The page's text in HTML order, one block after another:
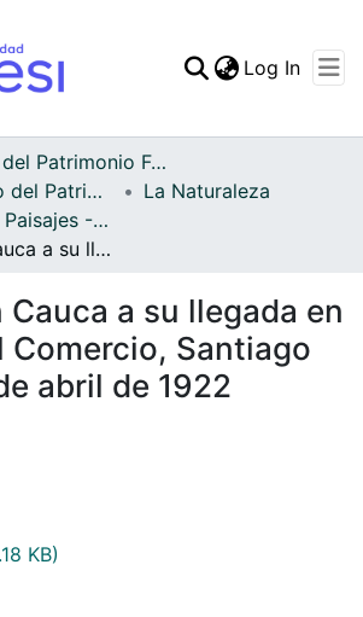
Statistics
Log In
Archivo del Patrimonio Fotográfico y Fílmico del Valle del Cauca
Fondo Archivo del Patrimonio Fotográfico y Fílmico del Valle del Cauca
La Naturaleza
APFFVC - Los Paisajes - Patrimonial
Hidroavión Cauca a su llegada en el Paso del Comercio, Santiago de Cali, 9 de abril de 1922
Cauca a su llegada en
Comercio, Santiago
abril de 1922
KB)